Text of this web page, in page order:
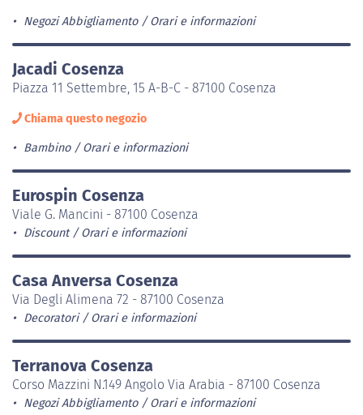
Negozi Abbigliamento Orari e informazioni
Jacadi Cosenza
Piazza 11 Settembre, 15 A-B-C - 87100 Cosenza
Chiama questo negozio
Bambino Orari e informazioni
Eurospin Cosenza
Viale G. Mancini - 87100 Cosenza
Discount Orari e informazioni
Casa Anversa Cosenza
Via Degli Alimena 72 - 87100 Cosenza
Decoratori Orari e informazioni
Terranova Cosenza
Corso Mazzini N.149 Angolo Via Arabia - 87100 Cosenza
Negozi Abbigliamento Orari e informazioni